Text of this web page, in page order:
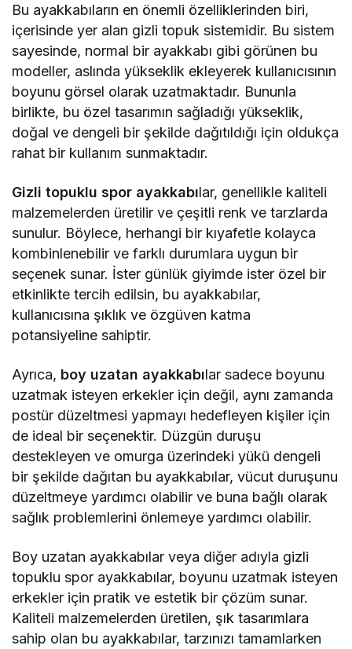
Bu ayakkabıların en önemli özelliklerinden biri,
içerisinde yer alan gizli topuk sistemidir. Bu sistem
sayesinde, normal bir ayakkabı gibi görünen bu
modeller, aslında yükseklik ekleyerek kullanıcısının
boyunu görsel olarak uzatmaktadır. Bununla
birlikte, bu özel tasarımın sağladığı yükseklik,
doğal ve dengeli bir şekilde dağıtıldığı için oldukça
rahat bir kullanım sunmaktadır.
Gizli topuklu spor ayakkabılar, genellikle kaliteli
malzemelerden üretilir ve çeşitli renk ve tarzlarda
sunulur. Böylece, herhangi bir kıyafetle kolayca
kombinlenebilir ve farklı durumlara uygun bir
seçenek sunar. İster günlük giyimde ister özel bir
etkinlikte tercih edilsin, bu ayakkabılar,
kullanıcısına şıklık ve özgüven katma
potansiyeline sahiptir.
Ayrıca, boy uzatan ayakkabılar sadece boyunu
uzatmak isteyen erkekler için değil, aynı zamanda
postür düzeltmesi yapmayı hedefleyen kişiler için
de ideal bir seçenektir. Düzgün duruşu
destekleyen ve omurga üzerindeki yükü dengeli
bir şekilde dağıtan bu ayakkabılar, vücut duruşunu
düzeltmeye yardımcı olabilir ve buna bağlı olarak
sağlık problemlerini önlemeye yardımcı olabilir.
Boy uzatan ayakkabılar veya diğer adıyla gizli
topuklu spor ayakkabılar, boyunu uzatmak isteyen
erkekler için pratik ve estetik bir çözüm sunar.
Kaliteli malzemelerden üretilen, şık tasarımlara
sahip olan bu ayakkabılar, tarzınızı tamamlarken